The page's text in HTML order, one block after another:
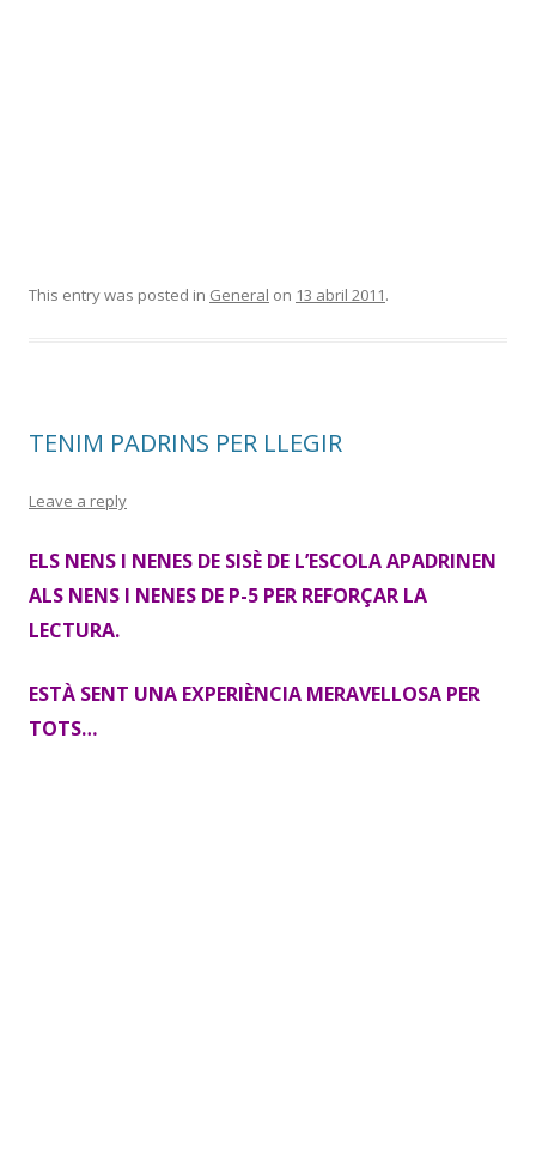
This entry was posted in General on 13 abril 2011.
TENIM PADRINS PER LLEGIR
Leave a reply
ELS NENS I NENES DE SISÈ DE L’ESCOLA APADRINEN
ALS NENS I NENES DE P-5 PER REFORÇAR LA
LECTURA.
ESTÀ SENT UNA EXPERIÈNCIA MERAVELLOSA PER
TOTS…